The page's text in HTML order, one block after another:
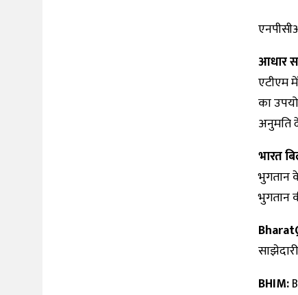
आधार
एटीएम
का
अनुमति
भारत
भुगतान
भुगतान
BHIM: